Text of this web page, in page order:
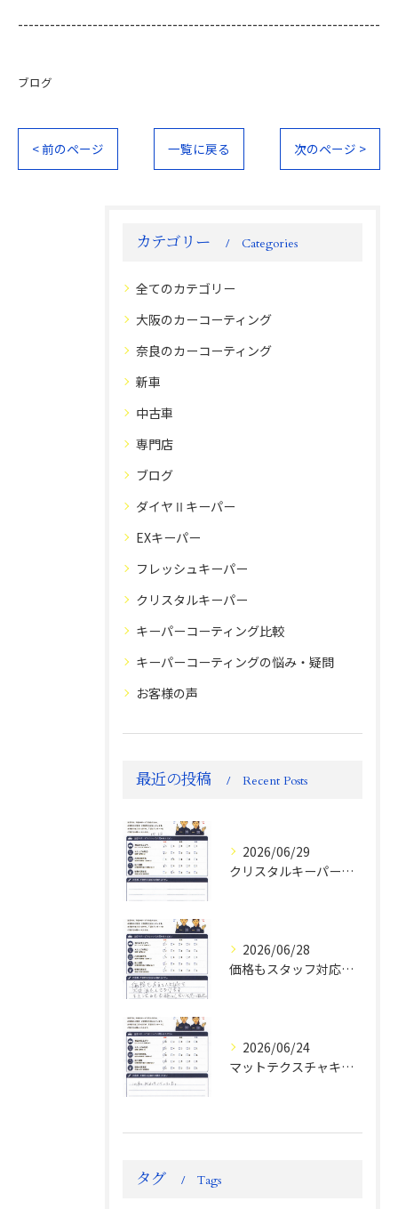
--------------------------------------------------------------------
ブログ
< 前のページ 一覧に戻る 次のページ >
カテゴリー Categories
全てのカテゴリー
大阪のカーコーティング
奈良のカーコーティング
新車
中古車
専門店
ブログ
ダイヤⅡキーパー
EXキーパー
フレッシュキーパー
クリスタルキーパー
キーパーコーティング比較
キーパーコーティングの悩み・疑問
お客様の声
最近の投稿 Recent Posts
2026/06/29
クリスタルキーパー評判
2026/06/28
価格もスタッフ対応も大変満足！ランドクルーザーFJお客様の声
2026/06/24
マットテクスチャキーパー施工後のお客様の声
タグ Tags